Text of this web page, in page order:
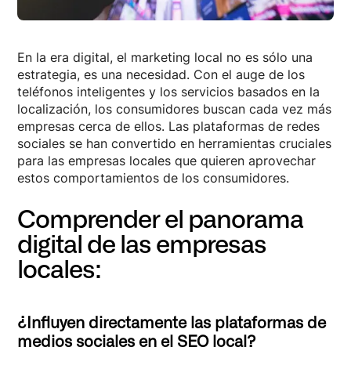
En la era digital, el marketing local no es sólo una
estrategia, es una necesidad. Con el auge de los
teléfonos inteligentes y los servicios basados en la
localización, los consumidores buscan cada vez más
empresas cerca de ellos. Las plataformas de redes
sociales se han convertido en herramientas cruciales
para las empresas locales que quieren aprovechar
estos comportamientos de los consumidores.
Comprender el panorama
digital de las empresas
locales:
¿Influyen directamente las plataformas de
medios sociales en el SEO local?